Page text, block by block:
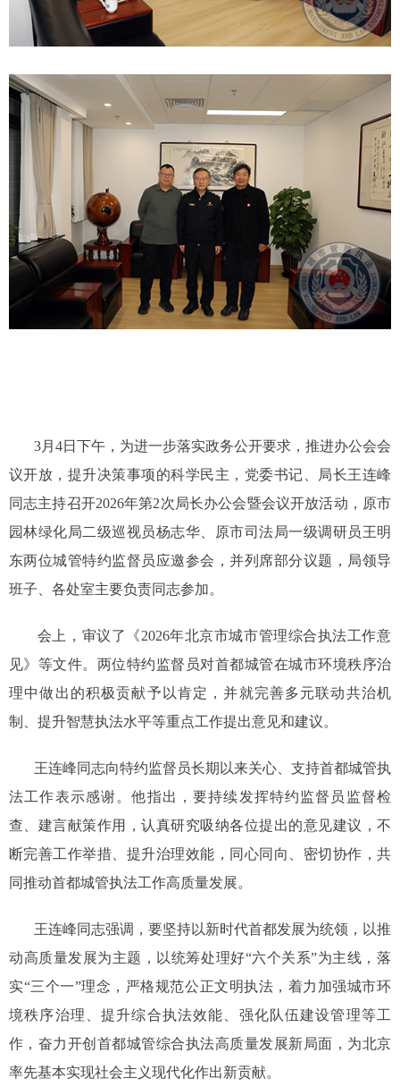
3月4日下午，为进一步落实政务公开要求，推进办公会会
议开放，提升决策事项的科学民主，党委书记、局长王连峰
同志主持召开2026年第2次局长办公会暨会议开放活动，原市
园林绿化局二级巡视员杨志华、原市司法局一级调研员王明
东两位城管特约监督员应邀参会，并列席部分议题，局领导
班子、各处室主要负责同志参加。
会上，审议了《2026年北京市城市管理综合执法工作意
见》等文件。两位特约监督员对首都城管在城市环境秩序治
理中做出的积极贡献予以肯定，并就完善多元联动共治机
制、提升智慧执法水平等重点工作提出意见和建议。
王连峰同志向特约监督员长期以来关心、支持首都城管执
法工作表示感谢。他指出，要持续发挥特约监督员监督检
查、建言献策作用，认真研究吸纳各位提出的意见建议，不
断完善工作举措、提升治理效能，同心同向、密切协作，共
同推动首都城管执法工作高质量发展。
王连峰同志强调，要坚持以新时代首都发展为统领，以推
动高质量发展为主题，以统筹处理好“六个关系”为主线，落
实“三个一”理念，严格规范公正文明执法，着力加强城市环
境秩序治理、提升综合执法效能、强化队伍建设管理等工
作，奋力开创首都城管综合执法高质量发展新局面，为北京
率先基本实现社会主义现代化作出新贡献。